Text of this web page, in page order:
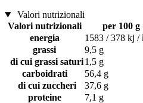
Valori nutrizionali
Valori nutrizionali
per 100 g
energia
1583 / 378 kj /
grassi
9,5 g
di cui grassi saturi1,5 g
carboidrati
56,4 g
di cui zuccheri
37,6 g
proteine
7,1 g